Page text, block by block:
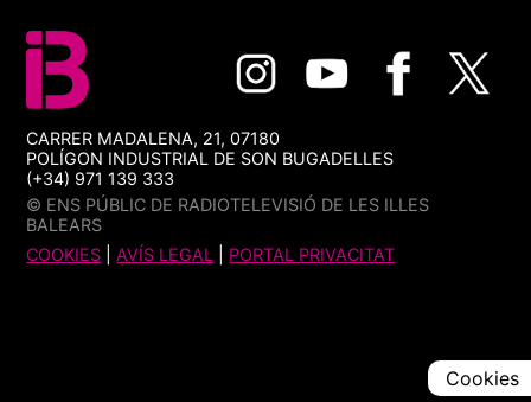
CARRER MADALENA, 21, 07180
POLÍGON INDUSTRIAL DE SON BUGADELLES
(+34) 971 139 333
© ENS PÚBLIC DE RADIOTELEVISIÓ DE LES ILLES
BALEARS
COOKIES |AVÍS LEGAL PORTAL PRIVACITAT
Cookies